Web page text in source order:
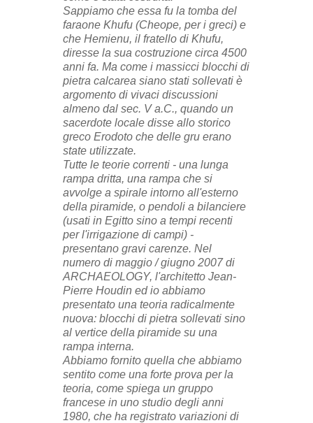
Sappiamo che essa fu la tomba del
faraone Khufu (Cheope, per i greci) e
che Hemienu, il fratello di Khufu,
diresse la sua costruzione circa 4500
anni fa. Ma come i massicci blocchi di
pietra calcarea siano stati sollevati è
argomento di vivaci discussioni
almeno dal sec. V a.C., quando un
sacerdote locale disse allo storico
greco Erodoto che delle gru erano
state utilizzate.
Tutte le teorie correnti - una lunga
rampa dritta, una rampa che si
avvolge a spirale intorno all'esterno
della piramide, o pendoli a bilanciere
(usati in Egitto sino a tempi recenti
per l'irrigazione di campi) -
presentano gravi carenze. Nel
numero di maggio / giugno 2007 di
ARCHAEOLOGY, l'architetto Jean-
Pierre Houdin ed io abbiamo
presentato una teoria radicalmente
nuova: blocchi di pietra sollevati sino
al vertice della piramide su una
rampa interna.
Abbiamo fornito quella che abbiamo
sentito come una forte prova per la
teoria, come spiega un gruppo
francese in uno studio degli anni
1980, che ha registrato variazioni di